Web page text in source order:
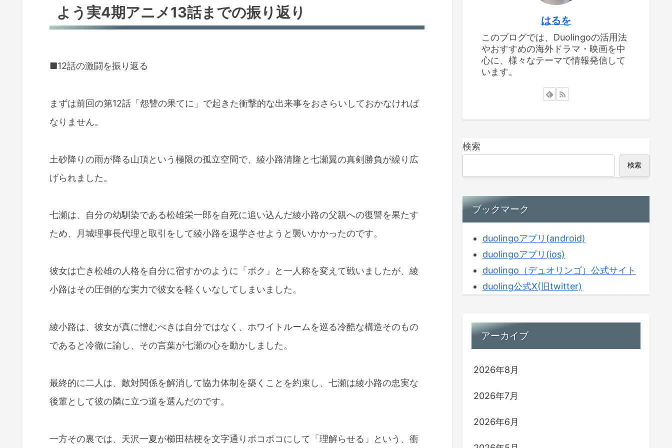
よう実4期アニメ13話までの振り返り
■12話の激闘を振り返る
まずは前回の第12話「怨讐の果てに」で起きた衝撃的な出来事をおさらいしておかなければ
なりません。
土砂降りの雨が降る山頂という極限の孤立空間で、綾小路清隆と七瀬翼の真剣勝負が繰り広
げられました。
七瀬は、自分の幼馴染である松雄栄一郎を自死に追い込んだ綾小路の父親への復讐を果たす
ため、月城理事長代理と取引をして綾小路を退学させようと襲いかかったのです。
彼女は亡き松雄の人格を自分に宿すかのように「ボク」と一人称を変えて戦いましたが、綾
小路はその圧倒的な実力で彼女を軽くいなしてしまいました。
綾小路は、彼女が真に憎むべきは自分ではなく、ホワイトルームを巡る冷酷な構造そのもの
であると冷徹に諭し、その言葉が七瀬の心を動かしました。
最終的に二人は、敵対関係を解消して協力体制を築くことを約束し、七瀬は綾小路の忠実な
後輩として彼の隣に立つ道を選んだのです。
一方その裏では、天沢一夏が櫛田桔梗を文字通りボコボコにして「理解らせる」という、衝
はるを
このブログでは、Duolingoの活用法
やおすすめの海外ドラマ・映画を中
心に、様々なテーマで情報発信して
います。
検索
検索
ブックマーク
duolingoアプリ(android)
duolingoアプリ(ios)
duolingo（デュオリンゴ）公式サイト
duoling公式X(旧twitter)
アーカイブ
2026年8月
2026年7月
2026年6月